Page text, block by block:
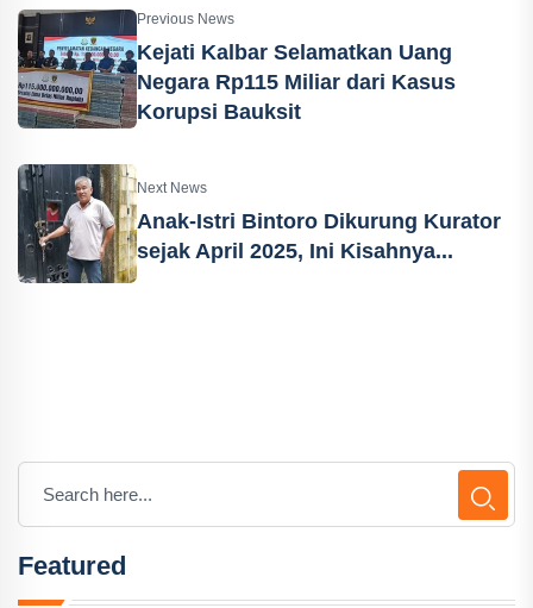
Previous News
Kejati Kalbar Selamatkan Uang
Negara Rp115 Miliar dari Kasus
Korupsi Bauksit
Next News
Anak-Istri Bintoro Dikurung Kurator
sejak April 2025, Ini Kisahnya...
Featured